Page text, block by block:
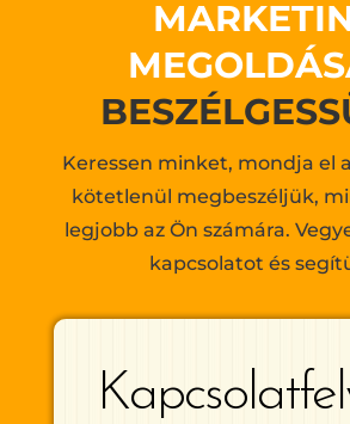
Keressen minket, mondja el
kötetlenül megbeszéljük,
legjobb az Ön számára.
kapcsolatot és